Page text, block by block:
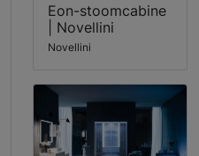
Eon-stoomcabine
| Novellini
Novellini